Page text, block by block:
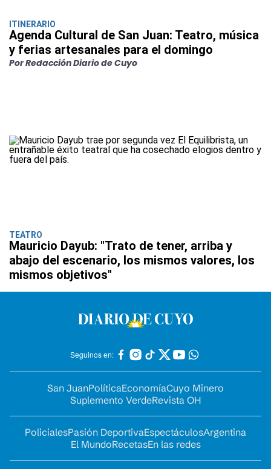
ITINERARIO
Agenda Cultural de San Juan: Teatro, música
y ferias artesanales para el domingo
Por Redacción Diario de Cuyo
TEATRO
Mauricio Dayub: "Trato de tener, arriba y
abajo del escenario, los mismos valores, los
mismos objetivos"
Seguinos en:
San JuanPolíticaEconomíaCuyo Minero
Suplemento VerdeRevista OH
PolicialesPasión DeportivaEspectáculosArgentina
El MundoRecetasEn las redes